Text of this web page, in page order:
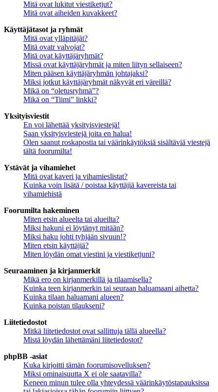
Mitä ovat lukitut viestiketjut?
Mitä ovat aiheiden kuvakkeet?
Käyttäjätasot ja ryhmät
Mitä ovat ylläpitäjät?
Mitä ovatr valvojat?
Mitä ovat käyttäjäryhmät?
Missä ovat käyttäjäryhmät ja miten liityn sellaiseen?
Miten pääsen käyttäjäryhmän johtajaksi?
Miksi jotkut käyttäjäryhmät näkyvät eri väreillä?
Mikä on “oletusryhmä”?
Mikä on “Tiimi” linkki?
Yksityisviestit
En voi lähettää yksityisviestejä!
Saan yksityisviestejä joita en halua!
Olen saanut roskapostia tai väärinkäytöksiä sisältäviä viestejä
tältä foorumilta!
Ystävät ja vihamiehet
Mitä ovat kaveri ja vihamieslistat?
Kuinka voin lisätä / poistaa käyttäjiä kavereista tai
vihamiehistä
Foorumilta hakeminen
Miten etsin alueelta tai alueilta?
Miksi hakuni ei löytänyt mitään?
Miksi haku johti tyhjään sivuun!?
Miten etsin käyttäjiä?
Miten löydän omat viestini ja viestiketjuni?
Seuraaminen ja kirjanmerkit
Mikä ero on kirjanmerkillä ja tilaamisella?
Kuinka teen kirjanmerkin tai seuraan haluamaani aihetta?
Kuinka tilaan haluamani alueen?
Kuinka poistan tilaukseni?
Liitetiedostot
Mitkä liitetiedostot ovat sallittuja tällä alueella?
Mistä löydän lähettämäni liitetiedostot?
phpBB -asiat
Kuka kirjoitti tämän foorumisovelluksen?
Miksi ominaisuutta X ei ole saatavilla?
Keneen minun tulee olla yhteydessä väärinkäytöstapauksissa